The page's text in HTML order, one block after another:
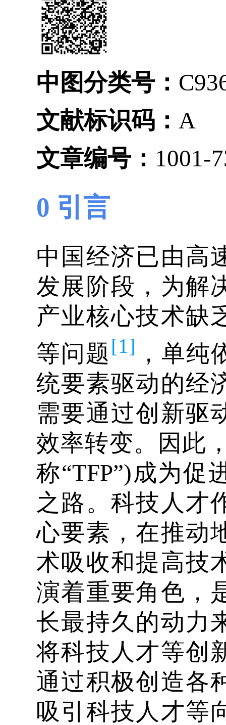
中图分类号：
文献标识码： A
文章编号： 1001-
0 引言
中国经济已由高
发展阶段，为解
产业核心技术缺
等问题 [1] ，单纯
统要素驱动的经
需要通过创新驱
效率转变。因此
称“TFP”)成为促
之路。科技人才
心要素，在推动
术吸收和提高技
演着重要角色，
长最持久的动力
将科技人才等创
通过积极创造各
吸引科技人才等